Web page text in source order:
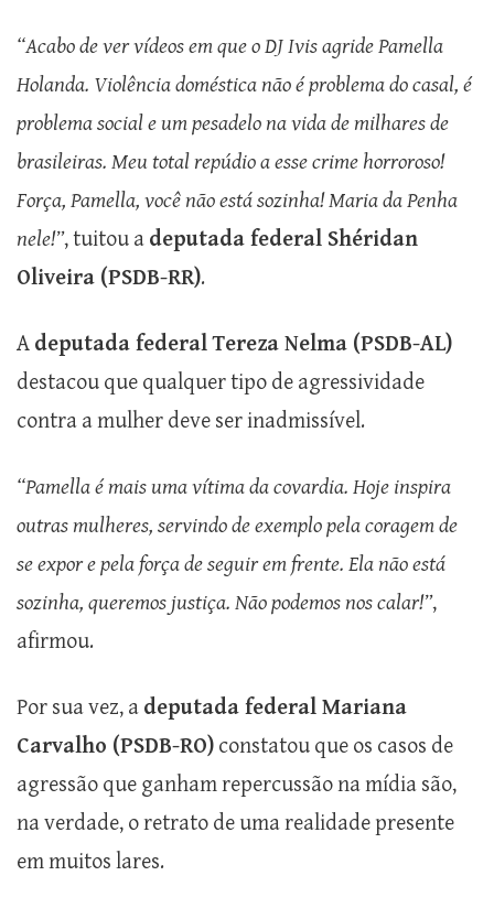
“Acabo de ver vídeos em que o DJ Ivis agride Pamella
Holanda. Violência doméstica não é problema do casal, é
problema social e um pesadelo na vida de milhares de
brasileiras. Meu total repúdio a esse crime horroroso!
Força, Pamella, você não está sozinha! Maria da Penha
nele!”, tuitou a deputada federal Shéridan
Oliveira (PSDB-RR).
A deputada federal Tereza Nelma (PSDB-AL)
destacou que qualquer tipo de agressividade
contra a mulher deve ser inadmissível.
“Pamella é mais uma vítima da covardia. Hoje inspira
outras mulheres, servindo de exemplo pela coragem de
se expor e pela força de seguir em frente. Ela não está
sozinha, queremos justiça. Não podemos nos calar!”,
afirmou.
Por sua vez, a deputada federal Mariana
Carvalho (PSDB-RO) constatou que os casos de
agressão que ganham repercussão na mídia são,
na verdade, o retrato de uma realidade presente
em muitos lares.